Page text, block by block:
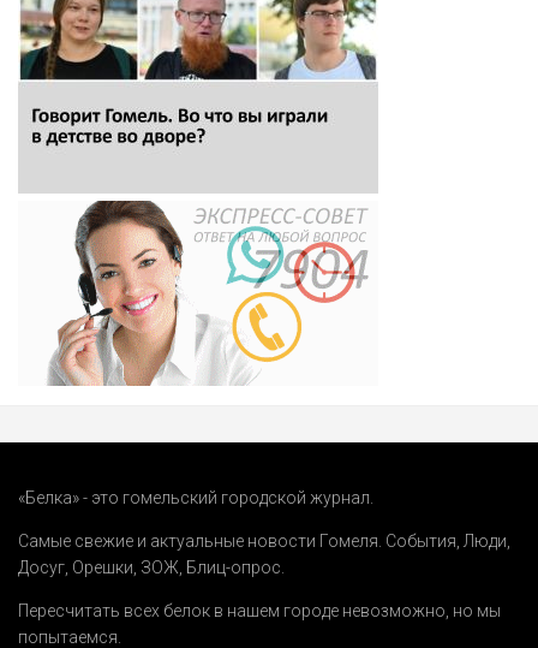
«Белка» - это гомельский городской журнал.
Самые свежие и актуальные новости Гомеля. События Люди
Досуг Орешки ЗОЖ Блиц-опрос
Пересчитать всех белок в нашем городе невозможно, но мы
попытаемся.